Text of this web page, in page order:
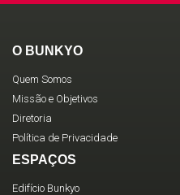
O BUNKYO
Quem Somos
Missão e Objetivos
Diretoria
Política de Privacidade
ESPAÇOS
Edifício Bunkyo